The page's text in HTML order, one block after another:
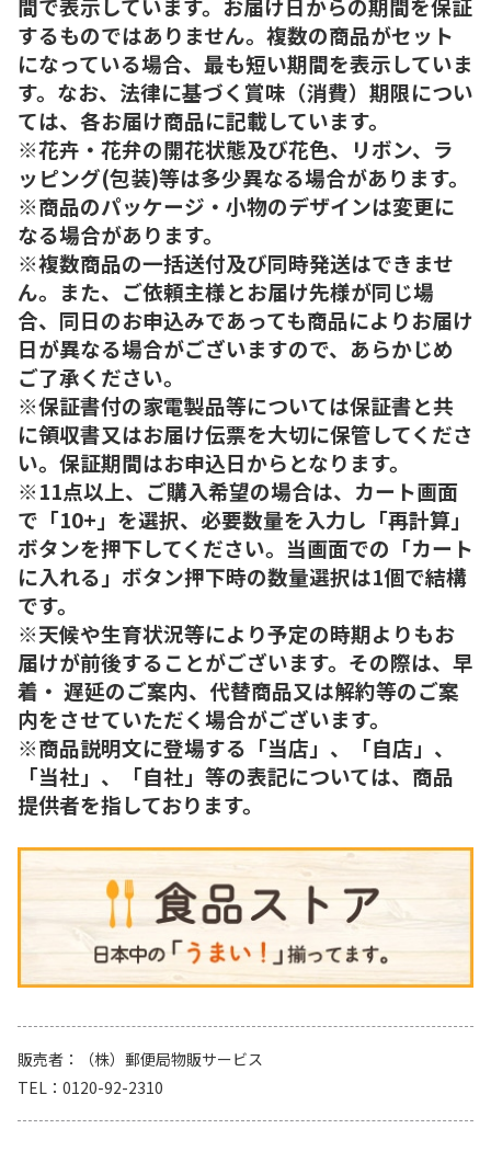
するものではありません。複数の商品がセット
になっている場合、最も短い期間を表示していま
す。なお、法律に基づく賞味（消費）期限につい
ては、各お届け商品に記載しています。
※花卉・花弁の開花状態及び花色、リボン、ラ
ッピング(包装)等は多少異なる場合があります。
※商品のパッケージ・小物のデザインは変更に
なる場合があります。
※複数商品の一括送付及び同時発送はできませ
ん。また、ご依頼主様とお届け先様が同じ場
合、同日のお申込みであっても商品によりお届け
日が異なる場合がございますので、あらかじめ
ご了承ください。
※保証書付の家電製品等については保証書と共
に領収書又はお届け伝票を大切に保管してくださ
い。保証期間はお申込日からとなります。
※11点以上、ご購入希望の場合は、カート画面
で「10+」を選択、必要数量を入力し「再計算」
ボタンを押下してください。当画面での「カート
に入れる」ボタン押下時の数量選択は1個で結構
です。
※天候や生育状況等により予定の時期よりもお
届けが前後することがございます。その際は、早
着・ 遅延のご案内、代替商品又は解約等のご案
内をさせていただく場合がございます。
※商品説明文に登場する「当店」、「自店」、
「当社」、「自社」等の表記については、商品
提供者を指しております。
販売者
（株）郵便局物販サービス
TEL
0120-92-2310